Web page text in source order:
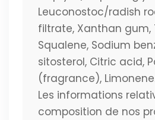
Leuconostoc/radish
filtrate, Xanthan gum,
Squalene, Sodium
sitosterol, Citric acid,
(fragrance),
Les informations
composition de nos